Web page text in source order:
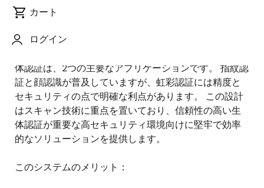
カート
ログイン
説
機関やヘルスケアセクタでの採用の増加に牽引され
体認証は、2つの主要なアプリケーションです。 指紋認
証と顔認識が普及していますが、虹彩認証には精度と
セキュリティの点で明確な利点があります。 この設計
はスキャン技術に重点を置いており、信頼性の高い生
体認証が重要な高セキュリティ環境向けに堅牢で効率
的なソリューションを提供します。
このシステムのメリット：